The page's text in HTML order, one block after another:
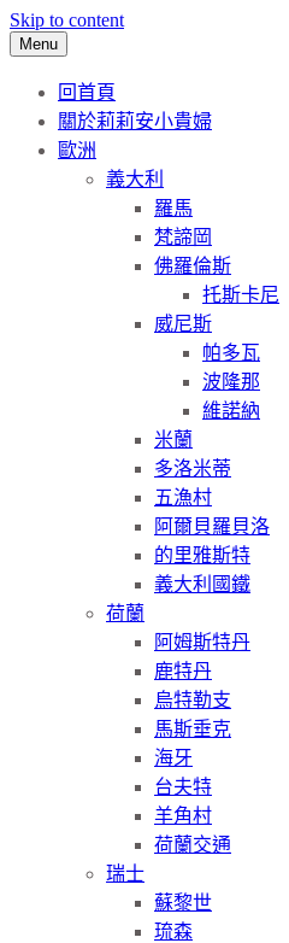
Skip to content
Menu
回首頁
關於莉莉安小貴婦
歐洲
義大利
羅馬
梵諦岡
佛羅倫斯
托斯卡尼
威尼斯
帕多瓦
波隆那
維諾納
米蘭
多洛米蒂
五漁村
阿爾貝羅貝洛
的里雅斯特
義大利國鐵
荷蘭
阿姆斯特丹
鹿特丹
烏特勒支
馬斯垂克
海牙
台夫特
羊角村
荷蘭交通
瑞士
蘇黎世
琉森